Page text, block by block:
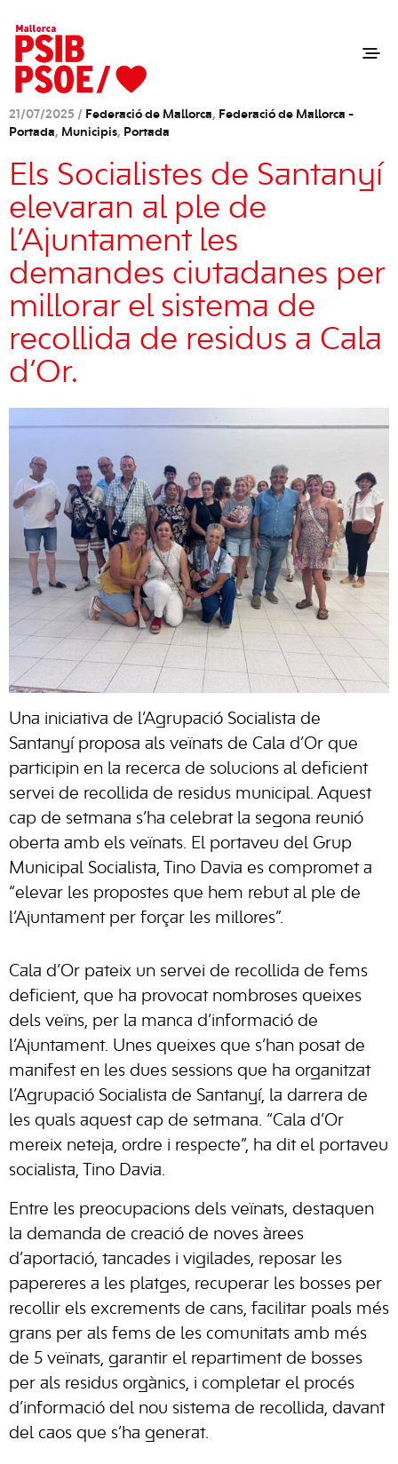
21/07/2025 / Federació de Mallorca, Federació de Mallorca -
Portada, Municipis, Portada
Els Socialistes de Santanyí
elevaran al ple de
l’Ajuntament les
demandes ciutadanes per
millorar el sistema de
recollida de residus a Cala
d’Or.
Una iniciativa de l’Agrupació Socialista de
Santanyí proposa als veïnats de Cala d’Or que
participin en la recerca de solucions al deficient
servei de recollida de residus municipal. Aquest
cap de setmana s’ha celebrat la segona reunió
oberta amb els veïnats. El portaveu del Grup
Municipal Socialista, Tino Davia es compromet a
“elevar les propostes que hem rebut al ple de
l’Ajuntament per forçar les millores”.
Cala d’Or pateix un servei de recollida de fems
deficient, que ha provocat nombroses queixes
dels veïns, per la manca d’informació de
l’Ajuntament. Unes queixes que s’han posat de
manifest en les dues sessions que ha organitzat
l’Agrupació Socialista de Santanyí, la darrera de
les quals aquest cap de setmana. “Cala d’Or
mereix neteja, ordre i respecte”, ha dit el portaveu
socialista, Tino Davia.
Entre les preocupacions dels veïnats, destaquen
la demanda de creació de noves àrees
d’aportació, tancades i vigilades, reposar les
papereres a les platges, recuperar les bosses per
recollir els excrements de cans, facilitar poals més
grans per als fems de les comunitats amb més
de 5 veïnats, garantir el repartiment de bosses
per als residus orgànics, i completar el procés
d’informació del nou sistema de recollida, davant
del caos que s’ha generat.